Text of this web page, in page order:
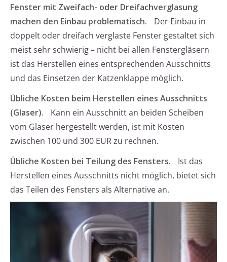
Fenster mit Zweifach- oder Dreifachverglasung
machen den Einbau problematisch.
Der Einbau in
doppelt oder dreifach verglaste Fenster gestaltet sich
meist sehr schwierig – nicht bei allen Fenstergläsern
ist das Herstellen eines entsprechenden Ausschnitts
und das Einsetzen der Katzenklappe möglich.
Übliche Kosten beim Herstellen eines Ausschnitts
(Glaser).
Kann ein Ausschnitt an beiden Scheiben
vom Glaser hergestellt werden, ist mit Kosten
zwischen 100 und 300 EUR zu rechnen.
Übliche Kosten bei Teilung des Fensters.
Ist das
Herstellen eines Ausschnitts nicht möglich, bietet sich
das Teilen des Fensters als Alternative an.